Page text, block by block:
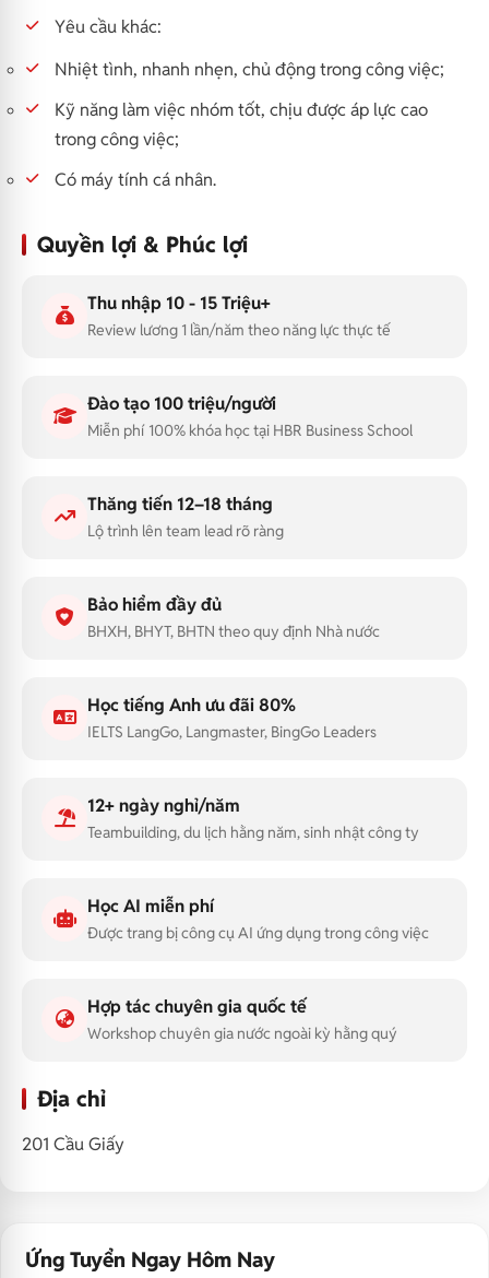
Yêu cầu khác:
Nhiệt tình, nhanh nhẹn, chủ động trong công việc;
Kỹ năng làm việc nhóm tốt, chịu được áp lực cao
trong công việc;
Có máy tính cá nhân.
Quyền lợi & Phúc lợi
Thu nhập 10 - 15 Triệu+
Review lương 1 lần/năm theo năng lực thực tế
Đào tạo 100 triệu/người
Miễn phí 100% khóa học tại HBR Business School
Thăng tiến 12–18 tháng
Lộ trình lên team lead rõ ràng
Bảo hiểm đầy đủ
BHXH, BHYT, BHTN theo quy định Nhà nước
Học tiếng Anh ưu đãi 80%
IELTS LangGo, Langmaster, BingGo Leaders
12+ ngày nghỉ/năm
Teambuilding, du lịch hằng năm, sinh nhật công ty
Học AI miễn phí
Được trang bị công cụ AI ứng dụng trong công việc
Hợp tác chuyên gia quốc tế
Workshop chuyên gia nước ngoài kỳ hằng quý
Địa chỉ
201 Cầu Giấy
Ứng Tuyển Ngay Hôm Nay